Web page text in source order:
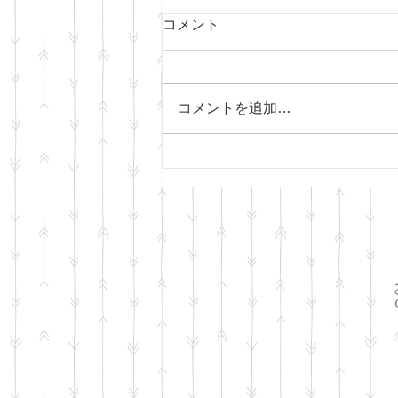
【頭痛いなぁ。。。】
コメント
コメントを追加…